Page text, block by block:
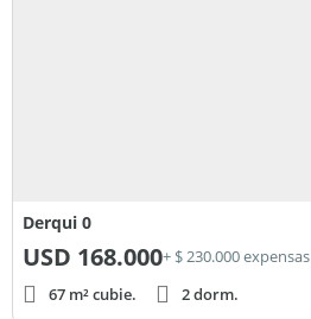
Derqui 0
USD 168.000+ $ 230.000 expensas
67 m² cubie.
2 dorm.